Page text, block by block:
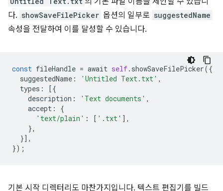
다. showSaveFilePicker 옵션의 일부로 suggestedName
속성을 전달하여 이를 달성할 수 있습니다.
const fileHandle = await self. showSaveFilePicker({
suggestedName : 'Untitled Text.txt' ,
types :
[{
description : 'Text documents' ,
accept :
{
'text/plain' : [ '.txt' ],
},
}],
});
기본 시작 디렉터리도 마찬가지입니다. 텍스트 편집기를 빌드